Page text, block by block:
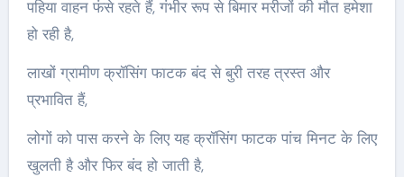
पहिया वाहन फंसे रहते हैं, गंभीर रूप से बिमार मरीजों की मौत हमेशा
हो रही है,
लाखों ग्रामीण क्रॉसिंग फाटक बंद से बुरी तरह त्रस्त और
प्रभावित हैं,
लोगों को पास करने के लिए यह क्रॉसिंग फाटक पांच मिनट के लिए
खुलती है और फिर बंद हो जाती है,